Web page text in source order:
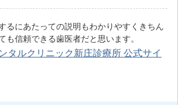
るにあたっての説明もわかりやすくきちん
も信頼できる歯医者だと思います。
タルクリニック新庄診療所 公式サイ